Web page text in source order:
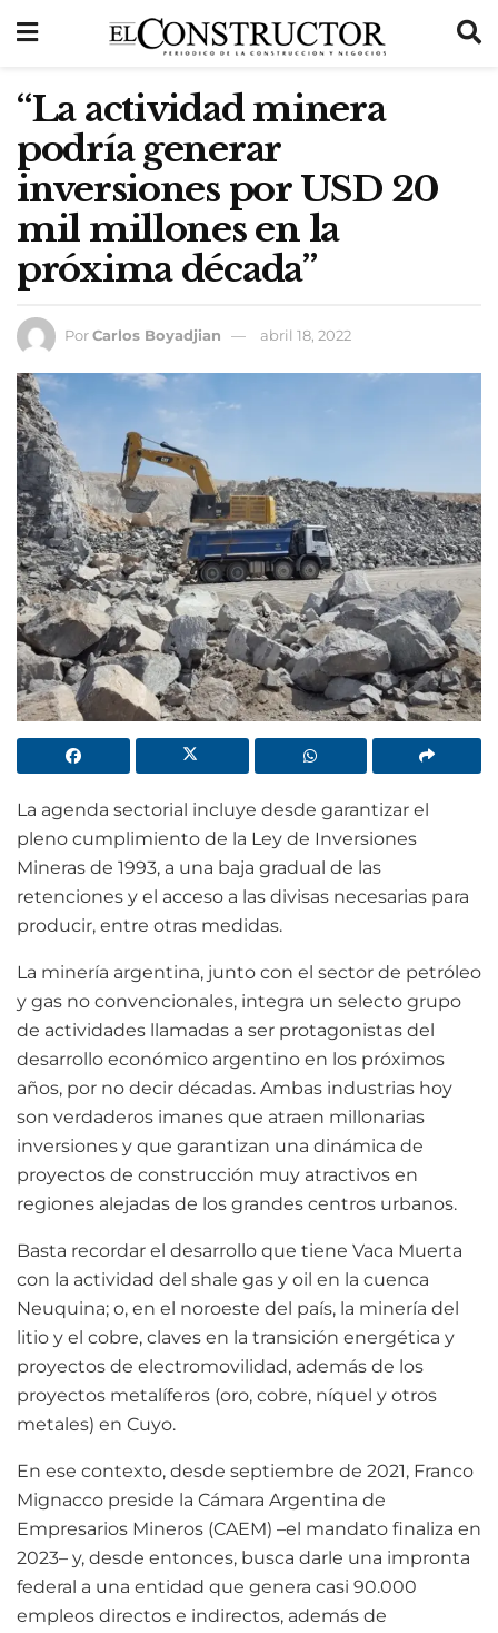
“La actividad minera
podría generar
inversiones por USD 20
mil millones en la
próxima década”
PorCarlos Boyadjian abril 18, 2022
La agenda sectorial incluye desde garantizar el
pleno cumplimiento de la Ley de Inversiones
Mineras de 1993, a una baja gradual de las
retenciones y el acceso a las divisas necesarias para
producir, entre otras medidas.
La minería argentina, junto con el sector de petróleo
y gas no convencionales, integra un selecto grupo
de actividades llamadas a ser protagonistas del
desarrollo económico argentino en los próximos
años, por no decir décadas. Ambas industrias hoy
son verdaderos imanes que atraen millonarias
inversiones y que garantizan una dinámica de
proyectos de construcción muy atractivos en
regiones alejadas de los grandes centros urbanos.
Basta recordar el desarrollo que tiene Vaca Muerta
con la actividad del shale gas y oil en la cuenca
Neuquina; o, en el noroeste del país, la minería del
litio y el cobre, claves en la transición energética y
proyectos de electromovilidad, además de los
proyectos metalíferos (oro, cobre, níquel y otros
metales) en Cuyo.
En ese contexto, desde septiembre de 2021, Franco
Mignacco preside la Cámara Argentina de
Empresarios Mineros (CAEM) –el mandato finaliza en
2023– y, desde entonces, busca darle una impronta
federal a una entidad que genera casi 90.000
empleos directos e indirectos, además de